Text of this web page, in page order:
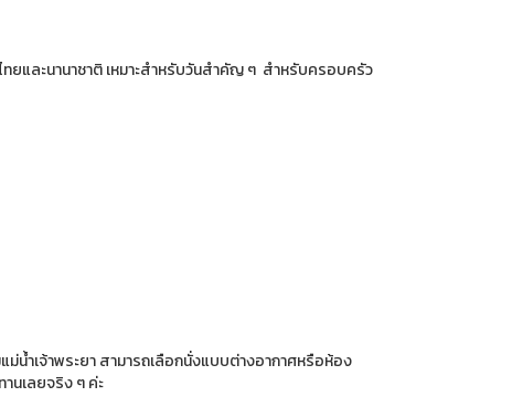
ยและนานาชาติ เหมาะสำหรับวันสำคัญ ๆ สำหรับครอบครัว
น้ำเจ้าพระยา สามารถเลือกนั่งแบบต่างอากาศหรือห้อง
นเลยจริง ๆ ค่ะ